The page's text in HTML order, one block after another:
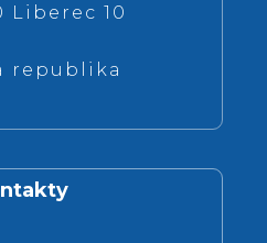
Liberec 10
republika